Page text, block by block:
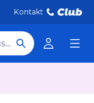
Kontakt
Hotel, Reiseziel